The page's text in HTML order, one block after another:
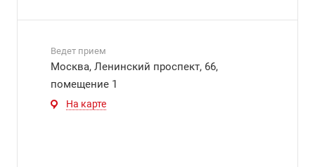
Ведет прием
Москва, Ленинский проспект, 66,
помещение 1
На карте